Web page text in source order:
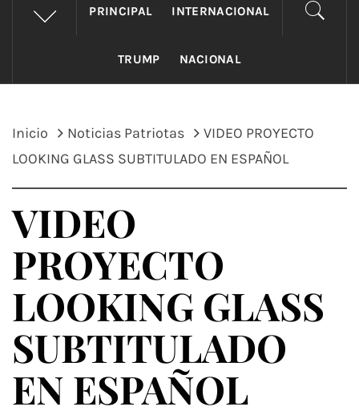
PRINCIPAL INTERNACIONAL
TRUMP NACIONAL
Inicio Noticias Patriotas
VIDEO PROYECTO
LOOKING GLASS SUBTITULADO EN ESPAÑOL
VIDEO
PROYECTO
LOOKING GLASS
SUBTITULADO
EN ESPAÑOL